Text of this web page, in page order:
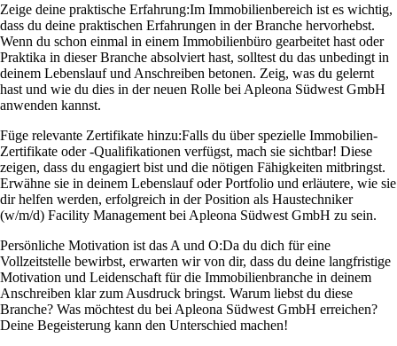
Zeige deine praktische Erfahrung:Im Immobilienbereich ist es wichtig,
dass du deine praktischen Erfahrungen in der Branche hervorhebst.
Wenn du schon einmal in einem Immobilienbüro gearbeitet hast oder
Praktika in dieser Branche absolviert hast, solltest du das unbedingt in
deinem Lebenslauf und Anschreiben betonen. Zeig, was du gelernt
hast und wie du dies in der neuen Rolle bei Apleona Südwest GmbH
anwenden kannst.
Füge relevante Zertifikate hinzu:Falls du über spezielle Immobilien-
Zertifikate oder -Qualifikationen verfügst, mach sie sichtbar! Diese
zeigen, dass du engagiert bist und die nötigen Fähigkeiten mitbringst.
Erwähne sie in deinem Lebenslauf oder Portfolio und erläutere, wie sie
dir helfen werden, erfolgreich in der Position als Haustechniker
(w/m/d) Facility Management bei Apleona Südwest GmbH zu sein.
Persönliche Motivation ist das A und O:Da du dich für eine
Vollzeitstelle bewirbst, erwarten wir von dir, dass du deine langfristige
Motivation und Leidenschaft für die Immobilienbranche in deinem
Anschreiben klar zum Ausdruck bringst. Warum liebst du diese
Branche? Was möchtest du bei Apleona Südwest GmbH erreichen?
Deine Begeisterung kann den Unterschied machen!